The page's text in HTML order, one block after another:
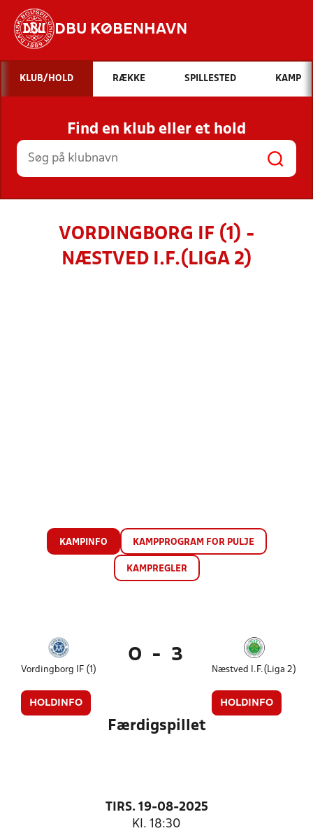
DBU KØBENHAVN
Hvad vil du søge efter?
INDHOLD OG NYHEDER
STILLINGER, RESULTATER, KLUBBER OG
HOLD
KLUB/HOLD RÆKKE SPILLESTED KAMP
Find en klub eller et hold
VORDINGBORG IF (1) -
NÆSTVED I.F.(LIGA 2)
KAMPINFO KAMPPROGRAM FOR PULJE
KAMPREGLER
Vordingborg IF (1)
HOLDINFO
0 - 3
Næstved I.F.(Liga 2)
HOLDINFO
Færdigspillet
TIRS. 19-08-2025
Kl. 18:30